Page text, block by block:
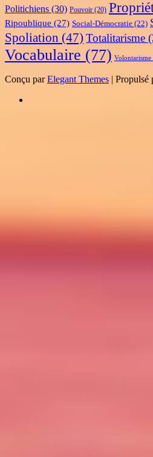
Politichiens (30) Pouvoir (20)
Ripoublique (27) Social-Démocratie (22)
Spoliation (47) Totalitarisme
Vocabulaire (77) Volontarisme
Conçu parElegant Themes | Propulsé